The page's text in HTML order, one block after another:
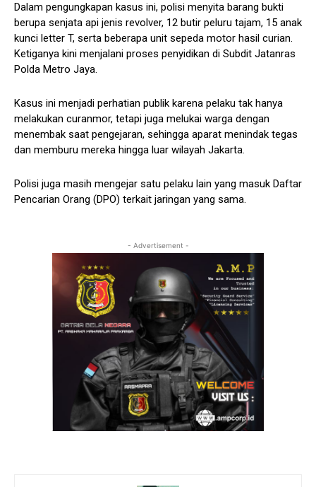
Dalam pengungkapan kasus ini, polisi menyita barang bukti
berupa senjata api jenis revolver, 12 butir peluru tajam, 15 anak
kunci letter T, serta beberapa unit sepeda motor hasil curian.
Ketiganya kini menjalani proses penyidikan di Subdit Jatanras
Polda Metro Jaya.
Kasus ini menjadi perhatian publik karena pelaku tak hanya
melakukan curanmor, tetapi juga melukai warga dengan
menembak saat pengejaran, sehingga aparat menindak tegas
dan memburu mereka hingga luar wilayah Jakarta.
Polisi juga masih mengejar satu pelaku lain yang masuk Daftar
Pencarian Orang (DPO) terkait jaringan yang sama.
- Advertisement -